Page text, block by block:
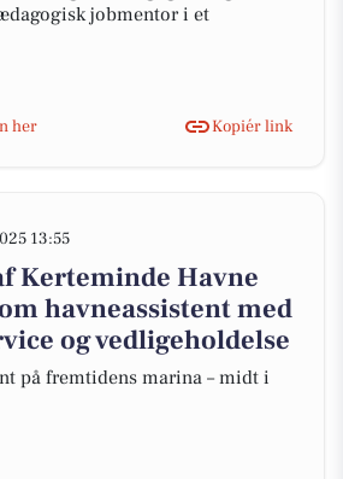
jobmentor i et
her
Kopiér link
13:55
Kerteminde Havne
havneassistent med
og vedligeholdelse
på fremtidens marina – midt i